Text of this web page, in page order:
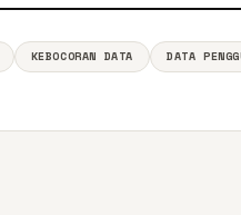
KEBOCORAN DATA DATA